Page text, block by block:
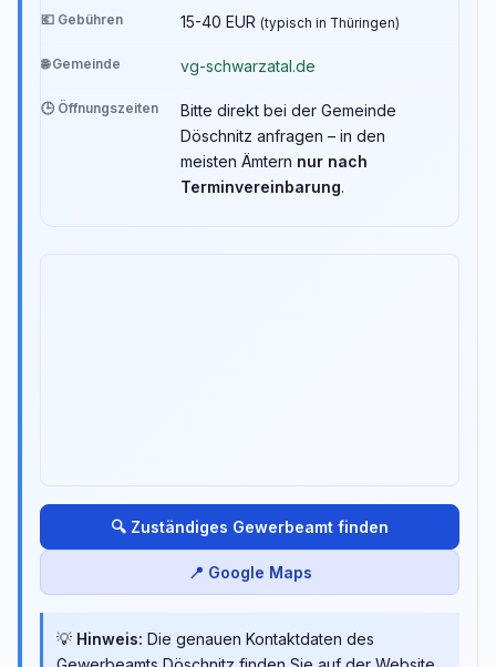
💶 Gebühren 15-40 EUR (typisch in Thüringen)
🌐 Gemeinde vg-schwarzatal.de
🕒 Öffnungszeiten
Bitte direkt bei der Gemeinde
Döschnitz anfragen – in den
meisten Ämtern nur nach
Terminvereinbarung.
🔍 Zuständiges Gewerbeamt finden
📍 Google Maps
💡 Hinweis: Die genauen Kontaktdaten des